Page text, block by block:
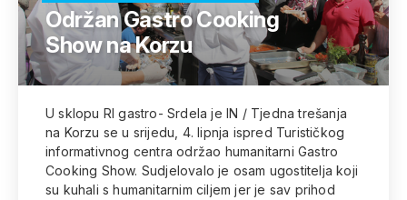
Održan Gastro Cooking
Show na Korzu
U sklopu RI gastro- Srdela je IN / Tjedna trešanja
na Korzu se u srijedu, 4. lipnja ispred Turističkog
informativnog centra održao humanitarni Gastro
Cooking Show. Sudjelovalo je osam ugostitelja koji
su kuhali s humanitarnim ciljem jer je sav prihod